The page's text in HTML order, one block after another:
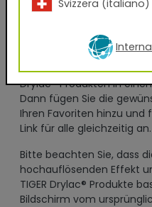
Newsletters oder zur
einverstanden.
Sie möchten die Digital
Drylac® Produkten in
Dann fügen Sie die
Ihren Favoriten hinzu und
Link für alle gleichzeitig an.
Bitte beachten Sie, dass
hochauflösenden Effekt
TIGER Drylac® Produkte
Bildschirm vom
Svizzera (italiano)